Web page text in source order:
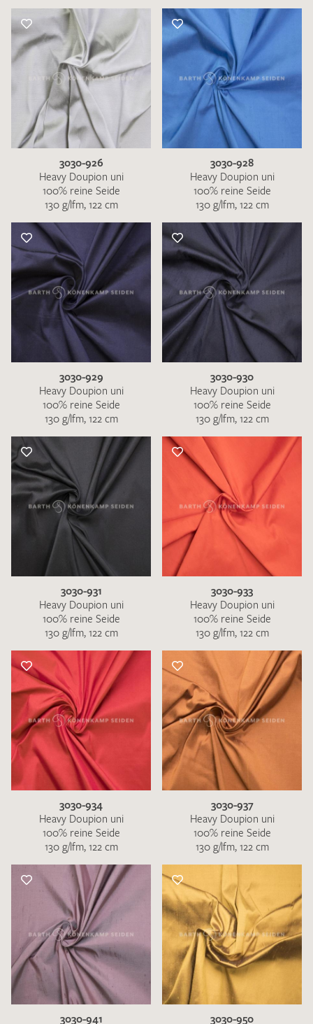
3030-926
Heavy Doupion uni
100% reine Seide
130 g/lfm, 122 cm
3030-928
Heavy Doupion uni
100% reine Seide
130 g/lfm, 122 cm
3030-929
Heavy Doupion uni
100% reine Seide
130 g/lfm, 122 cm
3030-930
Heavy Doupion uni
100% reine Seide
130 g/lfm, 122 cm
3030-931
Heavy Doupion uni
100% reine Seide
130 g/lfm, 122 cm
3030-933
Heavy Doupion uni
100% reine Seide
130 g/lfm, 122 cm
3030-934
Heavy Doupion uni
100% reine Seide
130 g/lfm, 122 cm
3030-937
Heavy Doupion uni
100% reine Seide
130 g/lfm, 122 cm
3030-941
3030-950